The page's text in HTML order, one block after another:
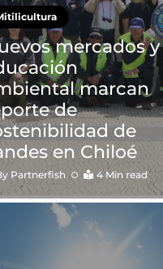
mercados y
marcan
de
de
en Chiloé
Partnerfish 4 Min read